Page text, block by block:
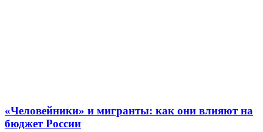
«Человейники» и мигранты: как они влияют на
бюджет России